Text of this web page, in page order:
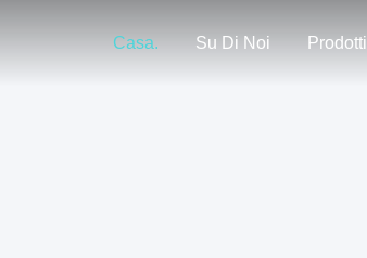
Casa. Su Di Noi Prodotti